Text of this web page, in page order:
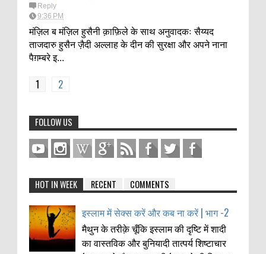
Reply
9:36 PM
मंज़िल ब मंज़िल हुसैनी क़ाफ़िले के साथ अनुवादकः सैय्यद
ताजदारु हुसैन ज़ैदी अल्लाह के दीन की सुरक्षा और अपने नाना
पैग़म्बरे इ...
1 2
FOLLOW US
HOT IN WEEK RECENT COMMENTS
इस्लाम में सेक्स करें और कब ना करें | भाग -2
मैथुन के तरीक़े चूँकि इस्लाम की दृष्टि में शादी
का वास्तविक और बुनियादी तात्पर्य शिष्टाचार